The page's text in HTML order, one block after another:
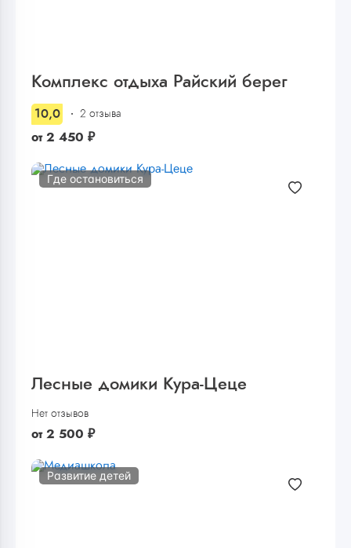
Комплекс отдыха Райский берег
10,0 2 отзыва
от 2 450 ₽
Где остановиться
Лесные домики Кура-Цеце
Нет отзывов
от 2 500 ₽
Развитие детей